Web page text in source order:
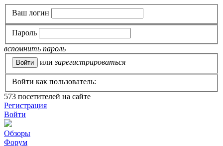
Ваш логин
Пароль
вспомнить пароль
или зарегистрироваться
Войти как пользователь:
573 посетителей на сайте
Регистрация
Войти
Обзоры
Форум